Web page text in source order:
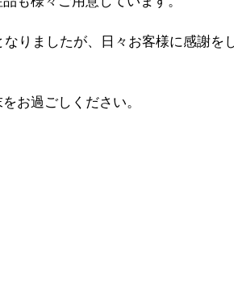
なりましたが、日々お客様に感謝を
お過ごしください。